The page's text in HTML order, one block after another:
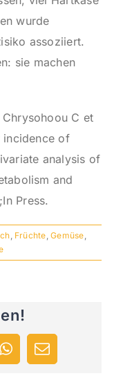
wurde
assoziiert.
sie machen
C et
incidence of
analysis of
and
Press.
, Früchte,Gemüse,
WhatsApp
E-